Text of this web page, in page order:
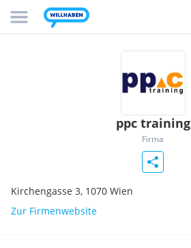
ppc training
Firma
Kirchengasse 3, 1070 Wien
Zur Firmenwebsite